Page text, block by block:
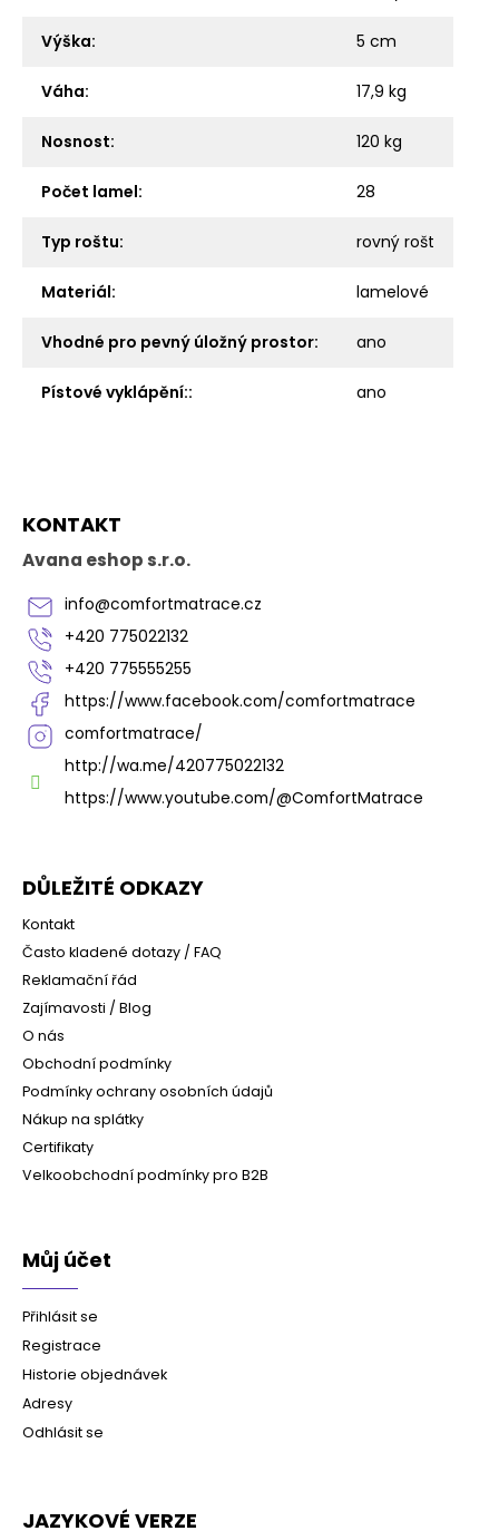
Výška: 5 cm
Váha: 17,9 kg
Nosnost: 120 kg
Počet lamel: 28
Typ roštu: rovný rošt
Materiál: lamelové
Vhodné pro pevný úložný prostor: ano
Pístové vyklápění:: ano
KONTAKT
Avana eshop s.r.o.
info@comfortmatrace.cz
+420 775022132
+420 775555255
https://www.facebook.com/comfortmatrace
comfortmatrace/
http://wa.me/420775022132
https://www.youtube.com/@ComfortMatrace
DŮLEŽITÉ ODKAZY
Kontakt
Často kladené dotazy / FAQ
Reklamační řád
Zajímavosti / Blog
O nás
Obchodní podmínky
Podmínky ochrany osobních údajů
Nákup na splátky
Certifikaty
Velkoobchodní podmínky pro B2B
Můj účet
Přihlásit se
Registrace
Historie objednávek
Adresy
Odhlásit se
JAZYKOVÉ VERZE